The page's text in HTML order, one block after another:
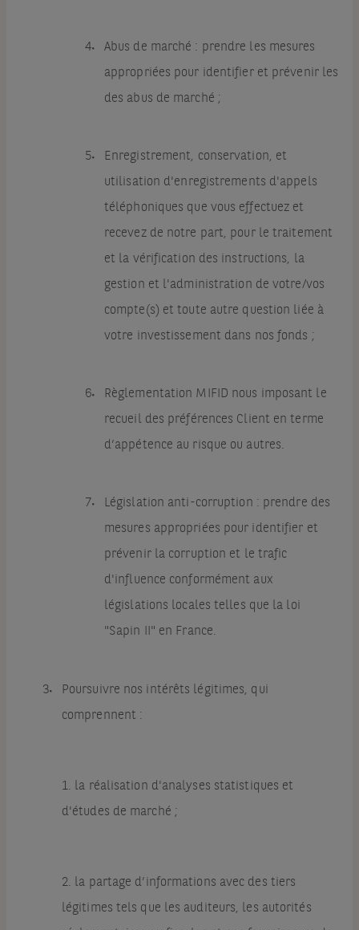
Abus de marché : prendre les mesures
appropriées pour identifier et prévenir les
des abus de marché ;
Enregistrement, conservation, et
utilisation d'enregistrements d'appels
téléphoniques que vous effectuez et
recevez de notre part, pour le traitement
et la vérification des instructions, la
gestion et l'administration de votre/vos
compte(s) et toute autre question liée à
votre investissement dans nos fonds ;
Règlementation MIFID nous imposant le
recueil des préférences Client en terme
d’appétence au risque ou autres.
Législation anti-corruption : prendre des
mesures appropriées pour identifier et
prévenir la corruption et le trafic
d'influence conformément aux
législations locales telles que la loi
"Sapin II" en France.
Poursuivre nos intérêts légitimes, qui
comprennent :
1. la réalisation d'analyses statistiques et
d'études de marché ;
2. la partage d’informations avec des tiers
légitimes tels que les auditeurs, les autorités